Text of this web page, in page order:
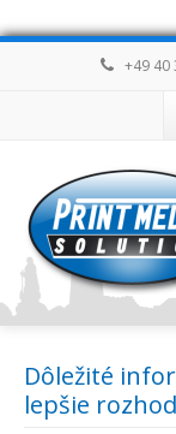
+49 40
Dôležité
lepšie